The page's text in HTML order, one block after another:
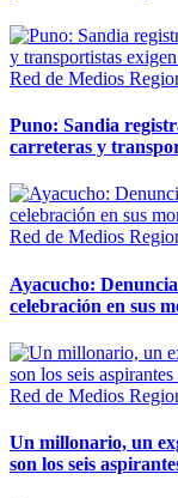
Red de Medios
Puno: Sandia
carreteras y
Red de Medios
Ayacucho:
celebración en sus
Red de Medios
Un millonario, un
son los seis